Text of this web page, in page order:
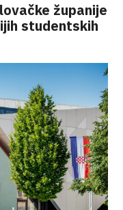
županije
studentskih